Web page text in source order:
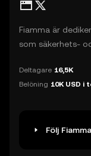
Fiamma är
som säkerhets-
optimistisk ZKP-
BitVM2.
Deltagare 16,5K
Belöning 10K USD i
Följ